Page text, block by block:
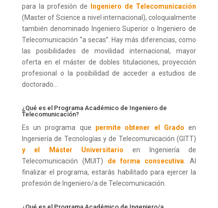
para la profesión de
Ingeniero de Telecomunicación
(Master of Science a nivel internacional), coloquialmente
también denominado Ingeniero Superior o Ingeniero de
Telecomunicación “a secas”. Hay más diferencias, como
las posibilidades de movilidad internacional, mayor
oferta en el máster de dobles titulaciones, proyección
profesional o la posibilidad de acceder a estudios de
doctorado…
¿Qué es el Programa Académico de Ingeniero de
Telecomunicación?
Es un programa que permite obtener el Grado en
Ingeniería de Tecnologías y de Telecomunicación (GITT)
y el Máster Universitario
en Ingeniería de
Telecomunicación (MUIT)
de forma consecutiva . Al
finalizar el programa, estarás habilitado para ejercer la
profesión de Ingeniero/a de Telecomunicación.